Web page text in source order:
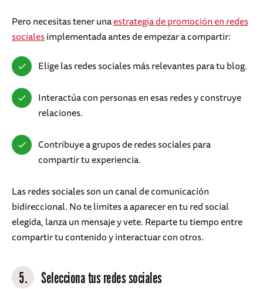
Pero necesitas tener unaestrategia de promoción en redes
socialesimplementada antes de empezar a compartir:
Elige las redes sociales más relevantes para tu blog.
Interactúa con personas en esas redes y construye
relaciones.
Contribuye a grupos de redes sociales para
compartir tu experiencia.
Las redes sociales son un canal de comunicación
bidireccional. No te limites a aparecer en tu red social
elegida, lanza un mensaje y vete. Reparte tu tiempo entre
compartir tu contenido y interactuar con otros.
5. Selecciona tus redes sociales